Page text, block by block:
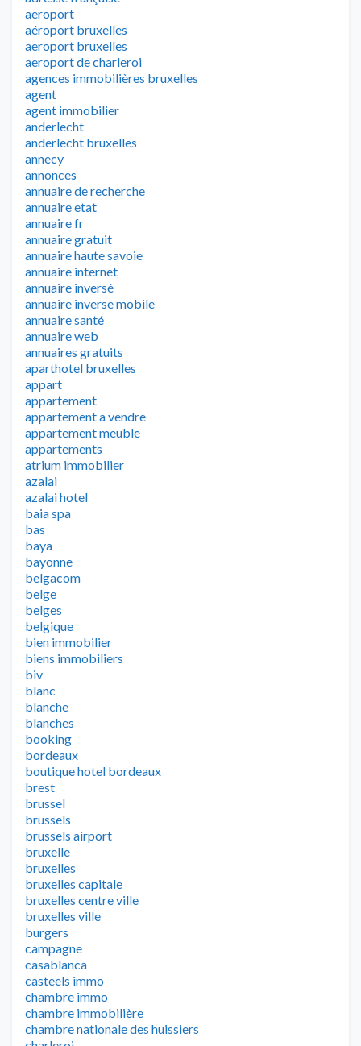
aeroport
aéroport bruxelles
aeroport bruxelles
aeroport de charleroi
agences immobilières bruxelles
agent
agent immobilier
anderlecht
anderlecht bruxelles
annecy
annonces
annuaire de recherche
annuaire etat
annuaire fr
annuaire gratuit
annuaire haute savoie
annuaire internet
annuaire inversé
annuaire inverse mobile
annuaire santé
annuaire web
annuaires gratuits
aparthotel bruxelles
appart
appartement
appartement a vendre
appartement meuble
appartements
atrium immobilier
azalai
azalai hotel
baia spa
bas
baya
bayonne
belgacom
belge
belges
belgique
bien immobilier
biens immobiliers
biv
blanc
blanche
blanches
booking
bordeaux
boutique hotel bordeaux
brest
brussel
brussels
brussels airport
bruxelle
bruxelles
bruxelles capitale
bruxelles centre ville
bruxelles ville
burgers
campagne
casablanca
casteels immo
chambre immo
chambre immobilière
chambre nationale des huissiers